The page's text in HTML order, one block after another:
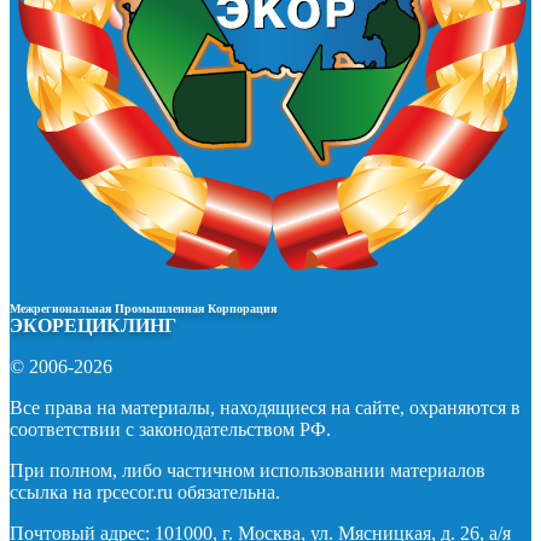
Межрегиональная Промышленная Корпорация
ЭКОРЕЦИКЛИНГ
© 2006-2026
Все права на материалы, находящиеся на сайте, охраняются в
соответствии с законодательством РФ.
При полном, либо частичном использовании материалов
ссылка на rpcecor.ru обязательна.
Почтовый адрес: 101000, г. Москва, ул. Мясницкая, д. 26, а/я